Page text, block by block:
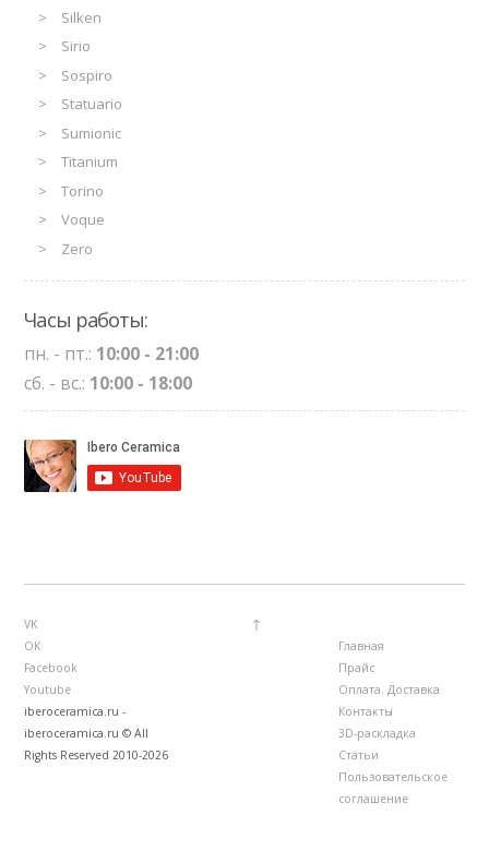
Silken
Sirio
Sospiro
Statuario
Sumionic
Titanium
Torino
Voque
Zero
Часы работы:
пн. - пт.: 10:00 - 21:00
сб. - вс.: 10:00 - 18:00
VK
ОК
Facebook
Youtube
iberoceramica.ru -
iberoceramica.ru © All
Rights Reserved 2010-2026
↑
Главная
Прайс
Оплата. Доставка
Контакты
3D-раскладка
Статьи
Пользовательское
соглашение